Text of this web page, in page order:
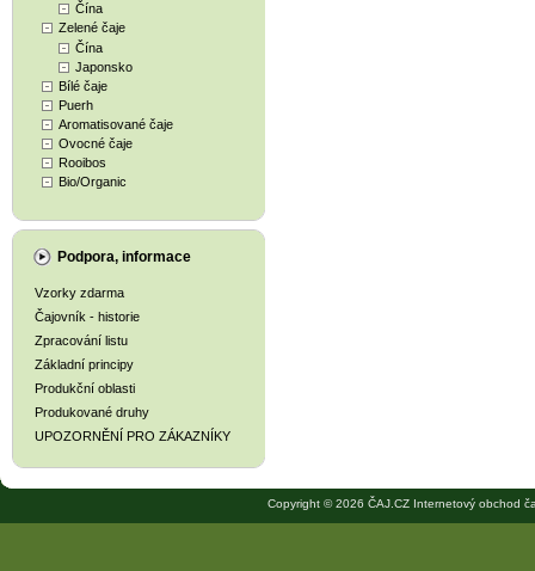
Čína
Zelené čaje
Čína
Japonsko
Bílé čaje
Puerh
Aromatisované čaje
Ovocné čaje
Rooibos
Bio/Organic
Podpora, informace
Vzorky zdarma
Čajovník - historie
Zpracování listu
Základní principy
Produkční oblasti
Produkované druhy
UPOZORNĚNÍ PRO ZÁKAZNÍKY
Copyright © 2026 ČAJ.CZ Internetový obchod